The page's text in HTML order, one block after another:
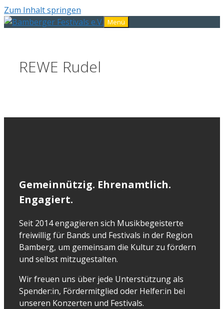
Zum Inhalt springen
Menü
REWE Rudel
Gemeinnützig. Ehrenamtlich.
Engagiert.
Seit 2014 engagieren sich Musikbegeisterte
freiwillig für Bands und Festivals in der Region
Bamberg, um gemeinsam die Kultur zu fördern
und selbst mitzugestalten.
Wir freuen uns über jede Unterstützung als
Spender:in, Fördermitglied oder Helfer:in bei
unseren Konzerten und Festivals.